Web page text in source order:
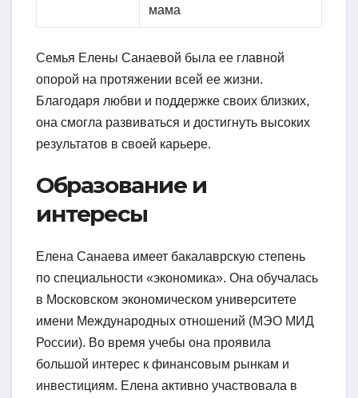
мама
Семья Елены Санаевой была ее главной
опорой на протяжении всей ее жизни.
Благодаря любви и поддержке своих близких,
она смогла развиваться и достигнуть высоких
результатов в своей карьере.
Образование и
интересы
Елена Санаева имеет бакалаврскую степень
по специальности «экономика». Она обучалась
в Московском экономическом университете
имени Международных отношений (МЭО МИД
России). Во время учебы она проявила
большой интерес к финансовым рынкам и
инвестициям. Елена активно участвовала в